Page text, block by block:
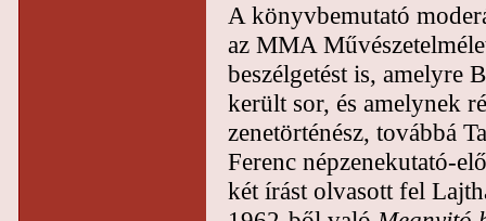
A könyvbemutató
az MMA
beszélgetést is, amelyre
került sor, és amelynek
zenetörténész, továbbá
Ferenc népzenekutató-
két írást olvasott fel